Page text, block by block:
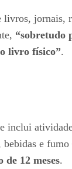
livros, jornais,
“sobretudo
livro físico”.
inclui
bebidas e
12 meses.